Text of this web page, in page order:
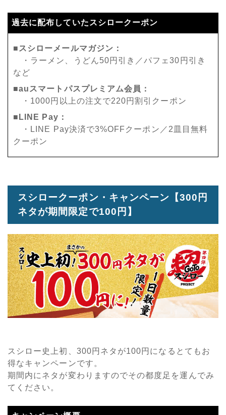
過去に配布していたスシロークーポン
■スシローメールマガジン：
・ラーメン、うどん50円引き／パフェ30円引き
など
■auスマートパスプレミアム会員：
・1000円以上の注文で220円割引クーポン
■LINE Pay：
・LINE Pay決済で3%OFFクーポン／2皿目無料
クーポン
スシロークーポン・キャンペーン【300円
ネタが期間限定で100円】
スシロー史上初、300円ネタが100円になるとてもお
得なキャンペーンです。
期間内にネタが変わりますのでその都度足を運んでみ
てください。